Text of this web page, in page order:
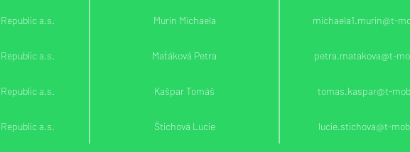
a.s. Murin Michaela michaela1.murin@t-
a.s. Maťáková Petra petra.matakova@t-
a.s. Kašpar Tomáš tomas.kaspar@t-
a.s. Štichová Lucie lucie.stichova@t-